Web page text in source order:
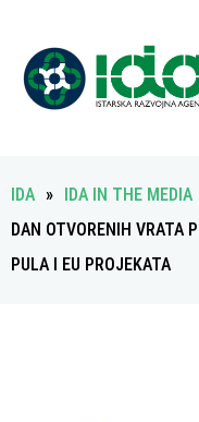
IDA » IDA IN THE MEDIA
DAN OTVORENIH VRATA
PULA I EU PROJEKATA